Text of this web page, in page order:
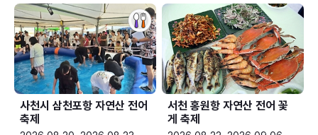
사천시 삼천포항 자연산 전어
축제
서천 홍원항 자연산 전어 꽃
게 축제